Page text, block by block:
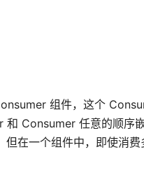
组件，这个
Consumer 任意的顺序
在一个组件中，即使消